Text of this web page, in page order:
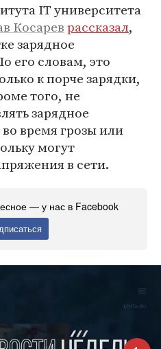
IT университета
Косареврассказал,
зарядное
его словам, это
к порче зарядки,
того, не
зарядное
во время грозы или
могут
в сети.
— у нас в Facebook